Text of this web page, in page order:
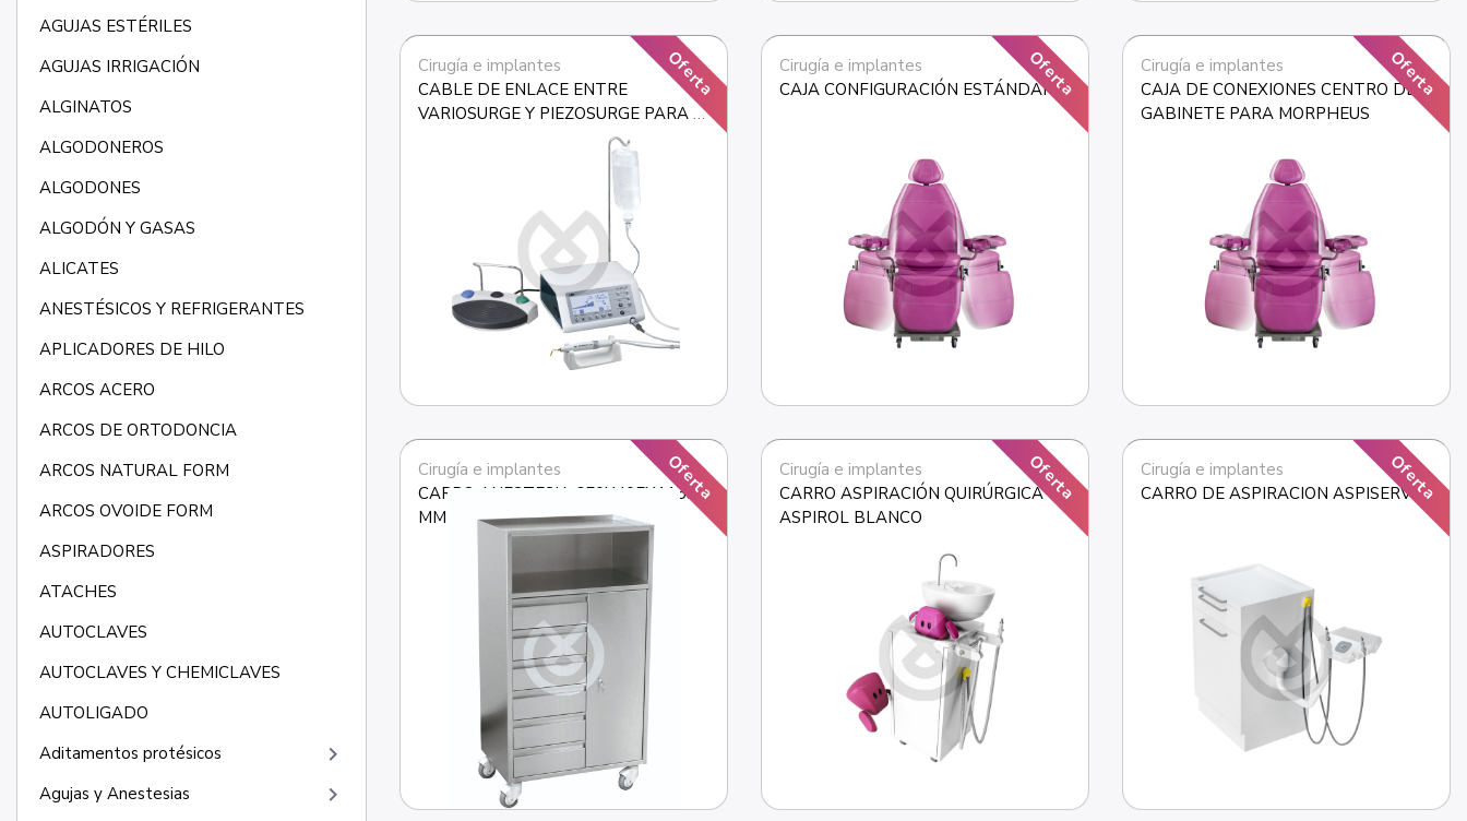
AGUJAS ESTÉRILES
AGUJAS IRRIGACIÓN
ALGINATOS
ALGODONEROS
ALGODONES
ALGODÓN Y GASAS
ALICATES
ANESTÉSICOS Y REFRIGERANTES
APLICADORES DE HILO
ARCOS ACERO
ARCOS DE ORTODONCIA
ARCOS NATURAL FORM
ARCOS OVOIDE FORM
ASPIRADORES
ATACHES
AUTOCLAVES
AUTOCLAVES Y CHEMICLAVES
AUTOLIGADO
Aditamentos protésicos
keyboard_arrow_right
Agujas y Anestesias keyboard_arrow_right
Oferta
Cirugía e implantes
CABLE DE ENLACE ENTRE
VARIOSURGE Y PIEZOSURGE PARA
Oferta
Cirugía e implantes
CAJA CONFIGURACIÓN ESTÁNDAR
Oferta
Cirugía e implantes
CAJA DE CONEXIONES CENTRO DE
GABINETE PARA MORPHEUS
Oferta
Cirugía e implantes
CARRO ANESTESIA 650X405X1150
MM
Oferta
Cirugía e implantes
CARRO ASPIRACIÓN QUIRÚRGICA
ASPIROL BLANCO
Oferta
Cirugía e implantes
CARRO DE ASPIRACION ASPISERVER